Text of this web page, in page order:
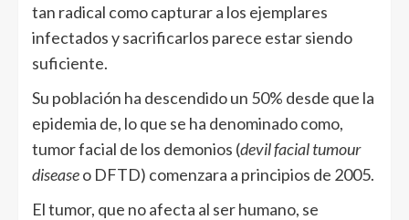
tan radical como capturar a los ejemplares
infectados y sacrificarlos parece estar siendo
suficiente.
Su población ha descendido un 50% desde que la
epidemia de, lo que se ha denominado como,
tumor facial de los demonios (devil facial tumour
diseaseo DFTD) comenzara a principios de 2005.
El tumor, que no afecta al ser humano, se